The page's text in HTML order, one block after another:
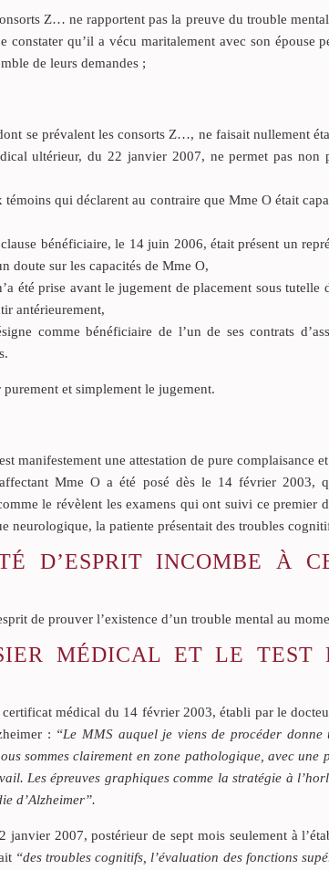
Z… ne rapportent pas la preuve du trouble
qu’il a vécu maritalement avec son épouse
de leurs demandes ;
se prévalent les consorts Z…, ne faisait nullement
ultérieur, du 22 janvier 2007, ne permet pas non
témoins qui déclarent au contraire que Mme O était
bénéficiaire, le 14 juin 2006, était présent un
doute sur les capacités de Mme O,
été prise avant le jugement de placement sous tutelle
antérieurement,
comme bénéficiaire de l’un de ses contrats
et simplement le jugement.
manifestement une attestation de pure complaisance
Mme O a été posé dès le 14 février 2003,
le révèlent les examens qui ont suivi ce premier
neurologique, la patiente présentait des troubles
D’ESPRIT INCOMBE À
de prouver l’existence d’un trouble mental au
MÉDICAL ET LE TEST
médical du 14 février 2003, établi par le
: “Le MMS auquel je viens de procéder donne
sommes clairement en zone pathologique, avec une
Les épreuves graphiques comme la stratégie à
d’Alzheimer”.
2007, postérieur de sept mois seulement à
“des troubles cognitifs, l’évaluation des fonctions